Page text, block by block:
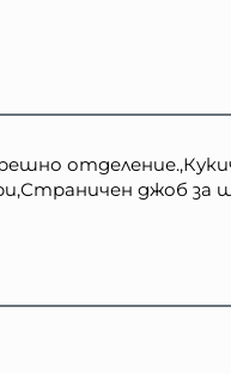
джоб